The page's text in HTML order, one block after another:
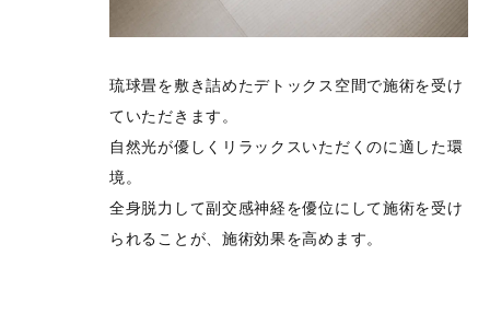
琉球畳を敷き詰めたデトックス空間で施術を受け
ていただきます。
自然光が優しくリラックスいただくのに適した環
境。
全身脱力して副交感神経を優位にして施術を受け
られることが、施術効果を高めます。